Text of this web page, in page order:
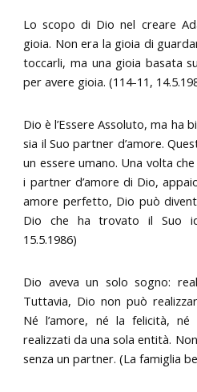
Lo scopo di Dio nel creare
gioia. Non era la gioia di
toccarli, ma una gioia basata
per avere gioia. (114-11,
Dio è l’Essere Assoluto, ma ha
sia il Suo partner d’amore.
un essere umano. Una volta
i partner d’amore di Dio,
amore perfetto, Dio può
Dio che ha trovato il Suo
15.5.1986)
Dio aveva un solo sogno:
Tuttavia, Dio non può
Né l’amore, né la felicità,
realizzati da una sola entità.
senza un partner. (La famiglia